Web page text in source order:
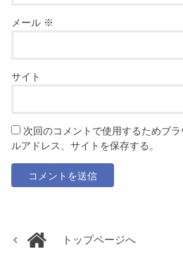
メール ※
サイト
次回のコメントで使用するためブ
ルアドレス、サイトを保存する。
トップページへ